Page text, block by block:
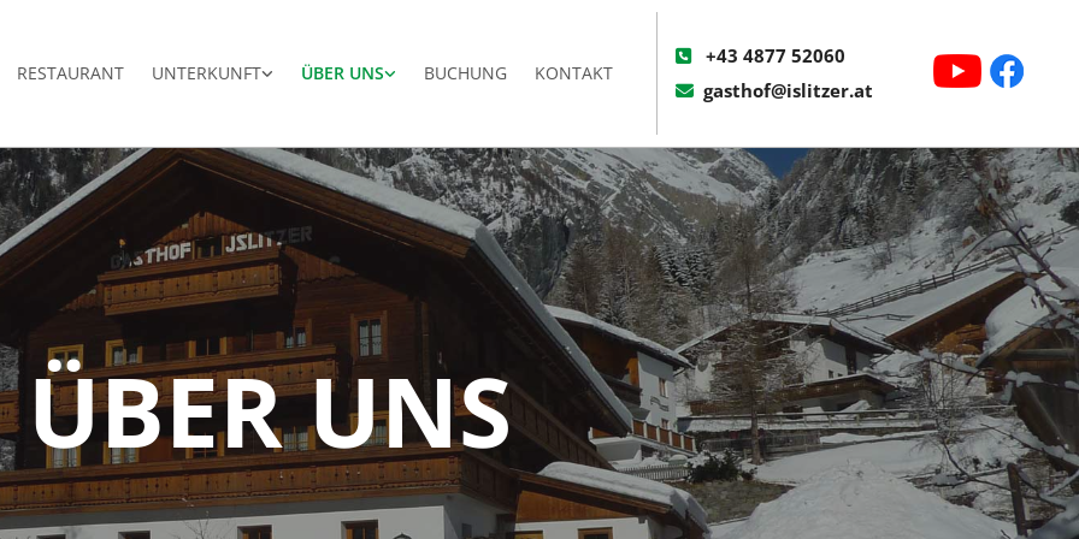
RESTAURANT UNTERKUNFT ÜBER UNS BUCHUNG KONTAKT
 +43 4877 52060
 gasthof@islitzer.at
ÜBER UNS